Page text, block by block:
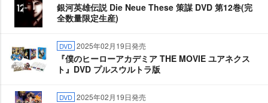
銀河英雄伝説 Die Neue These 策謀 DVD 第12巻(完
全数量限定生産)
DVD 2025年02月19日発売
『僕のヒーローアカデミア THE MOVIE ユアネクス
ト』DVD プルスウルトラ版
DVD 2025年02月19日発売